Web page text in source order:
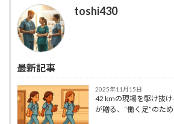
toshi430
最新記事
2025年11月15日
42 kmの現場を駆け抜
が贈る、“働く足”のた